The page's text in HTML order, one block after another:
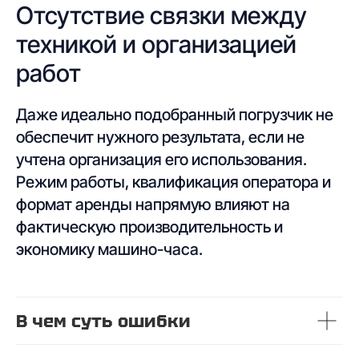
Отсутствие связки между
техникой и организацией
работ
Даже идеально подобранный погрузчик не
обеспечит нужного результата, если не
учтена организация его использования.
Режим работы, квалификация оператора и
формат аренды напрямую влияют на
фактическую производительность и
экономику машино-часа.
В чем суть ошибки